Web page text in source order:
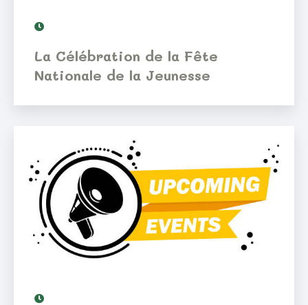
La Célébration de la Fête
Nationale de la Jeunesse